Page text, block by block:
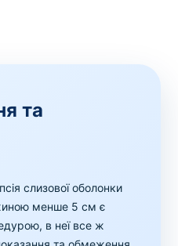
та
слизової оболонки
менше 5 см є
в неї все ж